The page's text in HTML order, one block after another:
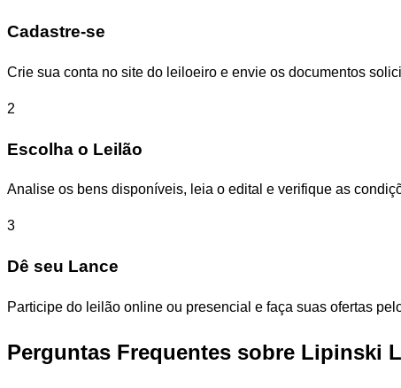
Cadastre-se
Crie sua conta no site do leiloeiro e envie os documentos
2
Escolha o Leilão
Analise os bens disponíveis, leia o edital e verifique as
3
Dê seu Lance
Participe do leilão online ou presencial e faça suas ofertas
Perguntas Frequentes sobre Lipinski